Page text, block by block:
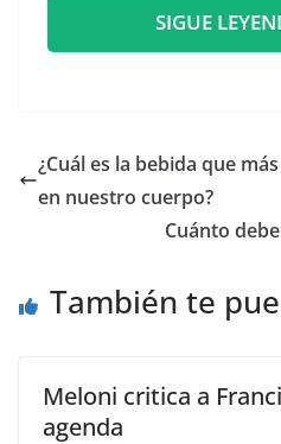
SIGUE
¿Cuál es la bebida que
en nuestro cuerpo?
Cuánto
También te
Meloni critica a
agenda